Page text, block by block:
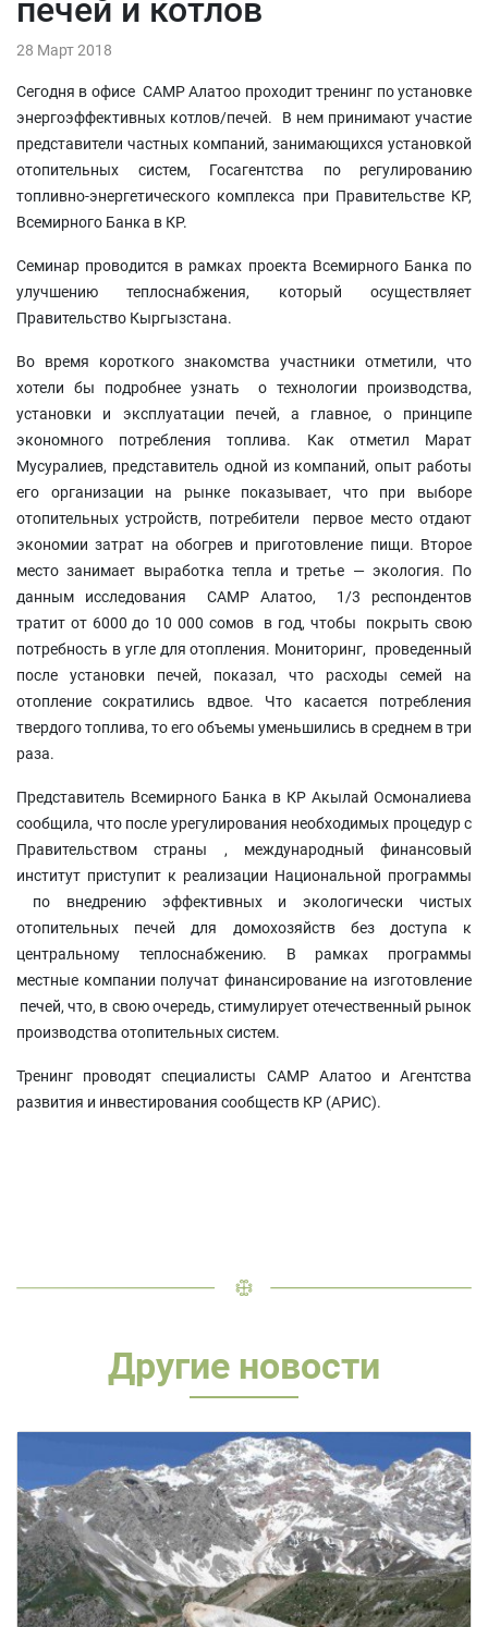
печей и котлов
28 Март 2018
Сегодня в офисе CAMP Алатоо проходит тренинг по установке
энергоэффективных котлов/печей. В нем принимают участие
представители частных компаний, занимающихся установкой
отопительных систем, Госагентства по регулированию
топливно-энергетического комплекса при Правительстве КР,
Всемирного Банка в КР.
Семинар проводится в рамках проекта Всемирного Банка по
улучшению теплоснабжения, который осуществляет
Правительство Кыргызстана.
Во время короткого знакомства участники отметили, что
хотели бы подробнее узнать о технологии производства,
установки и эксплуатации печей, а главное, о принципе
экономного потребления топлива. Как отметил Марат
Мусуралиев, представитель одной из компаний, опыт работы
его организации на рынке показывает, что при выборе
отопительных устройств, потребители первое место отдают
экономии затрат на обогрев и приготовление пищи. Второе
место занимает выработка тепла и третье — экология. По
данным исследования CAMP Алатоо, 1/3 респондентов
тратит от 6000 до 10 000 сомов в год, чтобы покрыть свою
потребность в угле для отопления. Мониторинг, проведенный
после установки печей, показал, что расходы семей на
отопление сократились вдвое. Что касается потребления
твердого топлива, то его объемы уменьшились в среднем в три
раза.
Представитель Всемирного Банка в КР Акылай Осмоналиева
сообщила, что после урегулирования необходимых процедур с
Правительством страны , международный финансовый
институт приступит к реализации Национальной программы
по внедрению эффективных и экологически чистых
отопительных печей для домохозяйств без доступа к
центральному теплоснабжению. В рамках программы
местные компании получат финансирование на изготовление
печей, что, в свою очередь, стимулирует отечественный рынок
производства отопительных систем.
Тренинг проводят специалисты CAMP Алатоо и Агентства
развития и инвестирования сообществ КР (АРИС).
Другие новости